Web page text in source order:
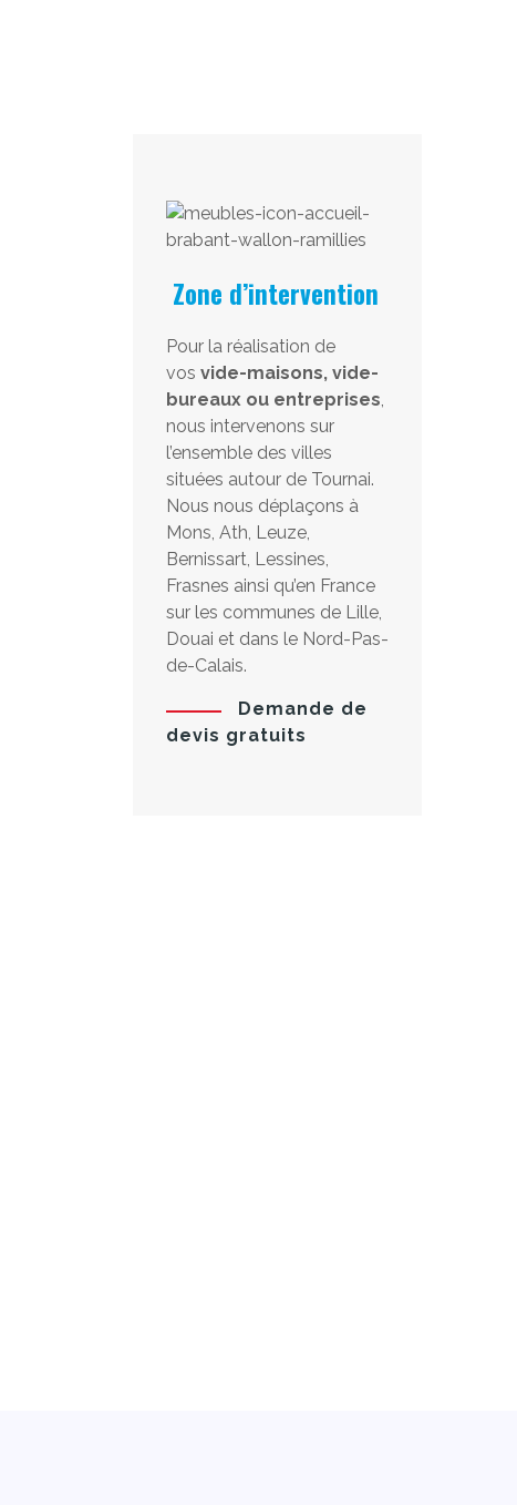
Zone d’intervention
Pour la réalisation de
vos vide-maisons, vide-
bureaux ou entreprises,
nous intervenons sur
l’ensemble des villes
situées autour de Tournai.
Nous nous déplaçons à
Mons, Ath, Leuze,
Bernissart, Lessines,
Frasnes ainsi qu’en France
sur les communes de Lille,
Douai et dans le Nord-Pas-
de-Calais.
Demande de
devis gratuits